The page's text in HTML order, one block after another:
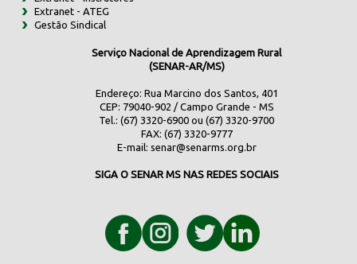
Extranet - ATEG
Gestão Sindical
Serviço Nacional de Aprendizagem Rural
(SENAR-AR/MS)
Endereço: Rua Marcino dos Santos, 401
CEP: 79040-902 / Campo Grande - MS
Tel.: (67) 3320-6900 ou (67) 3320-9700
FAX: (67) 3320-9777
E-mail: senar@senarms.org.br
SIGA O SENAR MS NAS REDES SOCIAIS